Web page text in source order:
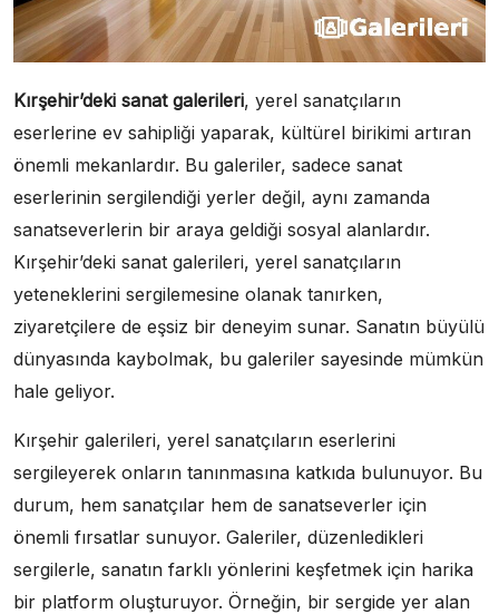
Kırşehir’deki sanat galerileri, yerel sanatçıların
eserlerine ev sahipliği yaparak, kültürel birikimi artıran
önemli mekanlardır. Bu galeriler, sadece sanat
eserlerinin sergilendiği yerler değil, aynı zamanda
sanatseverlerin bir araya geldiği sosyal alanlardır.
Kırşehir’deki sanat galerileri, yerel sanatçıların
yeteneklerini sergilemesine olanak tanırken,
ziyaretçilere de eşsiz bir deneyim sunar. Sanatın büyülü
dünyasında kaybolmak, bu galeriler sayesinde mümkün
hale geliyor.
Kırşehir galerileri, yerel sanatçıların eserlerini
sergileyerek onların tanınmasına katkıda bulunuyor. Bu
durum, hem sanatçılar hem de sanatseverler için
önemli fırsatlar sunuyor. Galeriler, düzenledikleri
sergilerle, sanatın farklı yönlerini keşfetmek için harika
bir platform oluşturuyor. Örneğin, bir sergide yer alan